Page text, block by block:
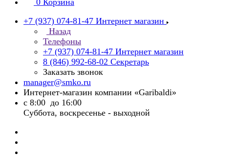
0 Корзина
+7 (937) 074-81-47 Интернет магазин
Назад
Телефоны
+7 (937) 074-81-47 Интернет магазин
8 (846) 992-68-02 Секретарь
Заказать звонок
manager@smko.ru
Интернет-магазин компании «Garibaldi»
с 8:00 до 16:00
Суббота, воскресенье - выходной